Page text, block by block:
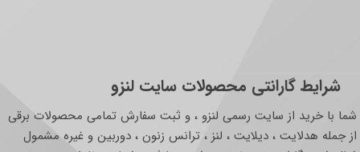
شرایط گارانتی محصولات سایت لنزو
شما با خرید از سایت رسمی لنزو ، و ثبت سفارش تمامی محصولات برقی
از جمله هدلایت ، دیلایت ، لنز ، ترانس زنون ، دوربین و غیره مشمول